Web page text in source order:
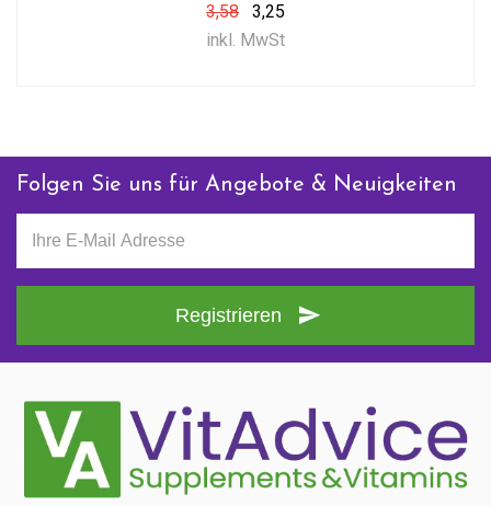
3,58
3,25
inkl. MwSt
Folgen Sie uns für Angebote & Neuigkeiten
Registrieren